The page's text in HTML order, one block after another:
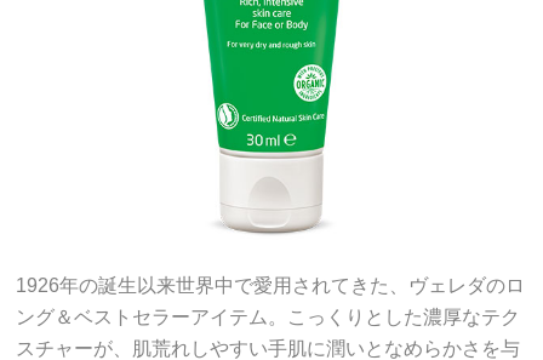
1926年の誕生以来世界中で愛用されてきた、ヴェレダのロ
ング＆ベストセラーアイテム。こっくりとした濃厚なテク
スチャーが、肌荒れしやすい手肌に潤いとなめらかさを与